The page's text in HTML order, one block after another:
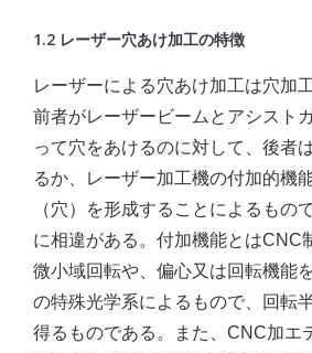
1.2 レーザー穴あけ加工の特徴
レーザーによる穴あけ加工は穴加
前者がレーザービームとアシスト
って穴をあけるのに対して、後者
るか、レーザー加工機の付加的機
（穴）を形成することによるもの
に相違がある。付加機能とはCNC
微小域回転や、偏心又は回転機能
の特殊光学系によるもので、回転
得るものである。また、CNC加エ